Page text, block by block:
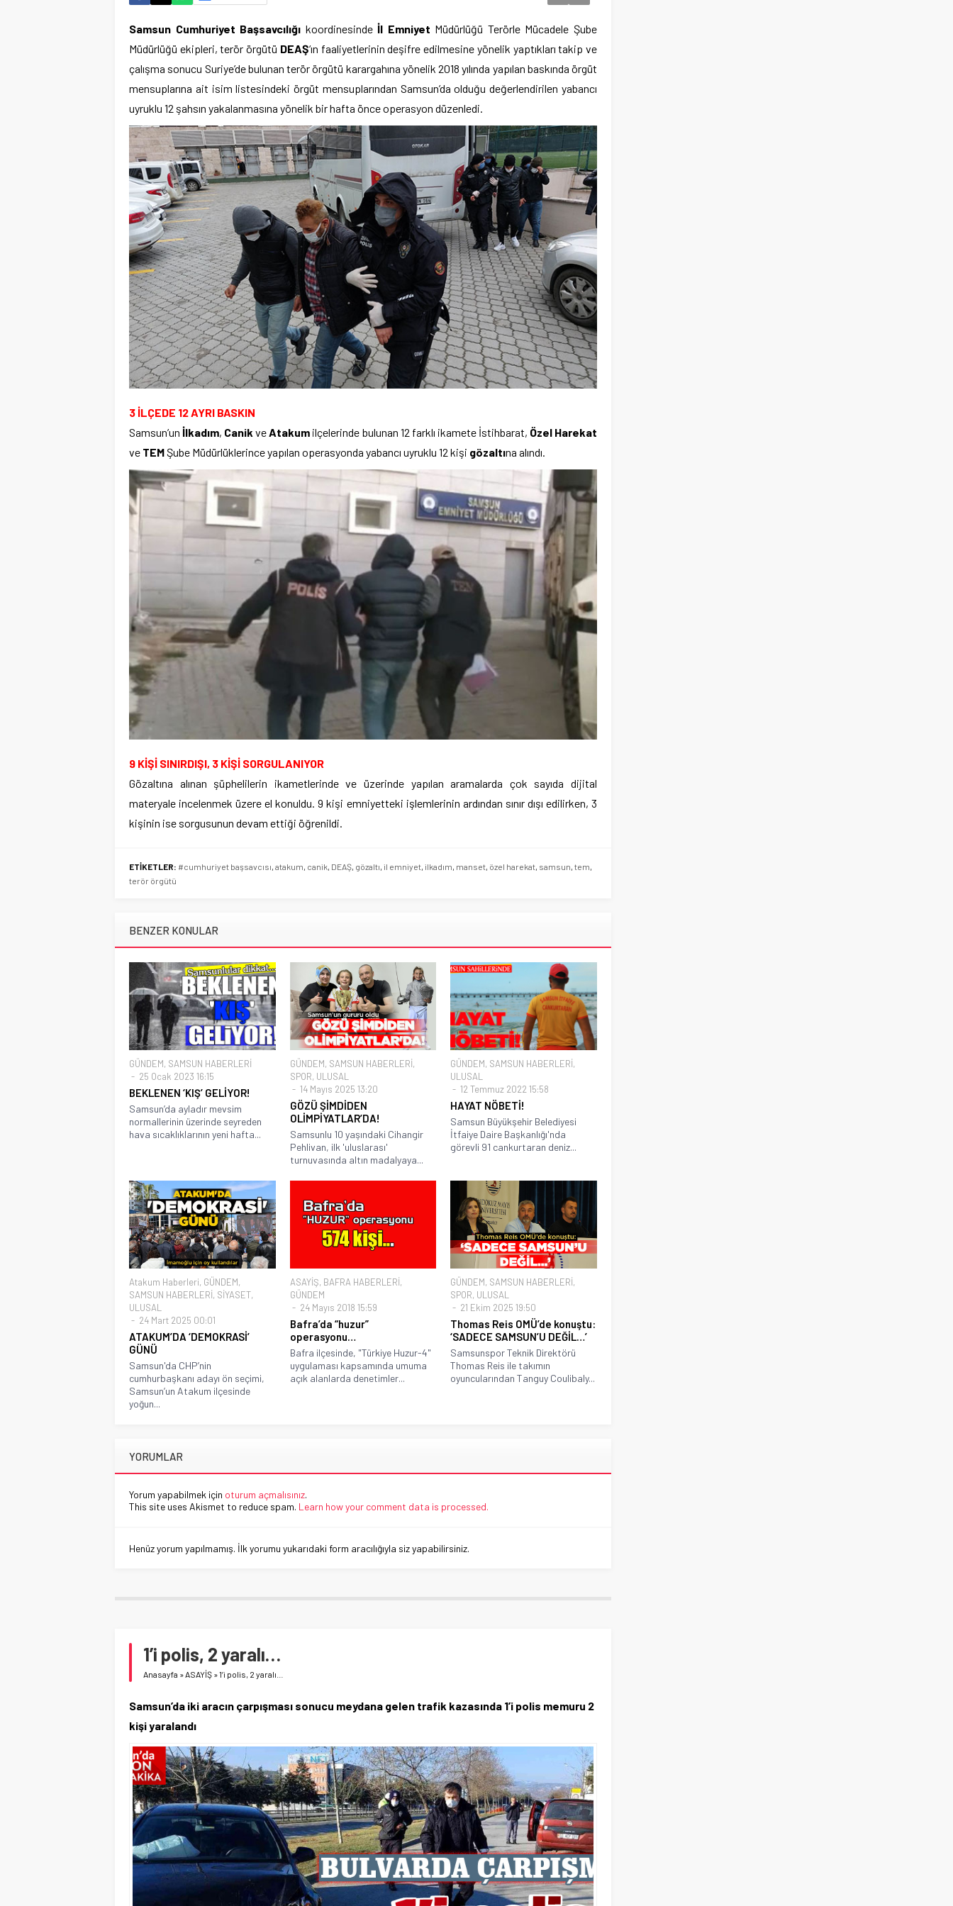
Samsun Cumhuriyet Başsavcılığı koordinesindeİl Emniyet Müdürlüğü Terörle Mücadele Şube
Müdürlüğü ekipleri, terör örgütü DEAŞ‘ın faaliyetlerinin deşifre edilmesine yönelik yaptıkları takip ve
çalışma sonucu Suriye’de bulunan terör örgütü karargahına yönelik 2018 yılında yapılan baskında örgüt
mensuplarına ait isim listesindeki örgüt mensuplarından Samsun’da olduğu değerlendirilen yabancı
uyruklu 12 şahsın yakalanmasına yönelik bir hafta önce operasyon düzenledi.
3 İLÇEDE 12 AYRI BASKIN
Samsun’un İlkadım, Canik veAtakum ilçelerinde bulunan 12 farklı ikamete İstihbarat, Özel Harekat
ve TEMŞube Müdürlüklerince yapılan operasyonda yabancı uyruklu 12 kişi gözaltına alındı.
9 KİŞİ SINIRDIŞI, 3 KİŞİ SORGULANIYOR
Gözaltına alınan şüphelilerin ikametlerinde ve üzerinde yapılan aramalarda çok sayıda dijital
materyale incelenmek üzere el konuldu. 9 kişi emniyetteki işlemlerinin ardından sınır dışı edilirken, 3
kişinin ise sorgusunun devam ettiği öğrenildi.
ETİKETLER: #cumhuriyet başsavcısı, atakum, canik, DEAŞ, gözaltı, il emniyet, ilkadım, manset, özel harekat, samsun, tem,
terör örgütü
BENZER KONULAR
GÜNDEM, SAMSUN HABERLERİ
25 Ocak 2023 16:15
BEKLENEN ‘KIŞ’ GELİYOR!
Samsun’da ayladır mevsim
normallerinin üzerinde seyreden
hava sıcaklıklarının yeni hafta...
GÜNDEM, SAMSUN HABERLERİ,
SPOR, ULUSAL
14 Mayıs 2025 13:20
GÖZÜ ŞİMDİDEN
OLİMPİYATLAR’DA!
Samsunlu 10 yaşındaki Cihangir
Pehlivan, ilk 'uluslarası'
turnuvasında altın madalyaya...
GÜNDEM, SAMSUN HABERLERİ,
ULUSAL
12 Temmuz 2022 15:58
HAYAT NÖBETİ!
Samsun Büyükşehir Belediyesi
İtfaiye Daire Başkanlığı'nda
görevli 91 cankurtaran deniz...
Atakum Haberleri, GÜNDEM,
SAMSUN HABERLERİ, SİYASET,
ULUSAL
24 Mart 2025 00:01
ATAKUM’DA ‘DEMOKRASİ’
GÜNÜ
Samsun'da CHP’nin
cumhurbaşkanı adayı ön seçimi,
Samsun’un Atakum ilçesinde
yoğun...
ASAYİŞ, BAFRA HABERLERİ,
GÜNDEM
24 Mayıs 2018 15:59
Bafra’da “huzur”
operasyonu…
Bafra ilçesinde, "Türkiye Huzur-4"
uygulaması kapsamında umuma
açık alanlarda denetimler...
GÜNDEM, SAMSUN HABERLERİ,
SPOR, ULUSAL
21 Ekim 2025 19:50
Thomas Reis OMÜ’de konuştu:
‘SADECE SAMSUN’U DEĞİL…’
Samsunspor Teknik Direktörü
Thomas Reis ile takımın
oyuncularından Tanguy Coulibaly...
YORUMLAR
Yorum yapabilmek için oturum açmalısınız.
This site uses Akismet to reduce spam. Learn how your comment data is processed.
Henüz yorum yapılmamış. İlk yorumu yukarıdaki form aracılığıyla siz yapabilirsiniz.
1’i polis, 2 yaralı…
Anasayfa »ASAYİŞ »1’i polis, 2 yaralı…
Samsun’da iki aracın çarpışması sonucu meydana gelen trafik kazasında 1’i polis memuru 2
kişi yaralandı